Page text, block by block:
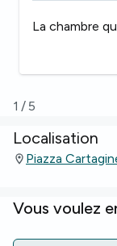
La chambre
1/ 5
Localisation
Piazza
Vous voulez